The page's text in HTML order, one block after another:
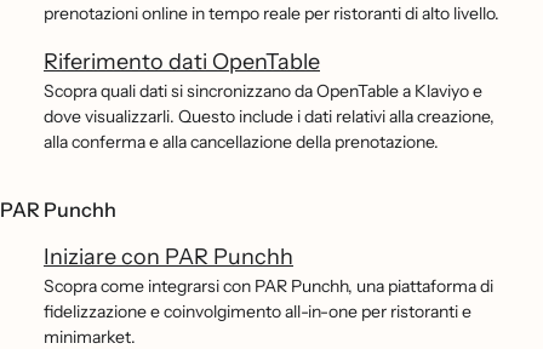
prenotazioni online in tempo reale per ristoranti di alto livello.
Riferimento dati OpenTable
Scopra quali dati si sincronizzano da OpenTable a Klaviyo e
dove visualizzarli. Questo include i dati relativi alla creazione,
alla conferma e alla cancellazione della prenotazione.
PAR Punchh
Iniziare con PAR Punchh
Scopra come integrarsi con PAR Punchh, una piattaforma di
fidelizzazione e coinvolgimento all-in-one per ristoranti e
minimarket.